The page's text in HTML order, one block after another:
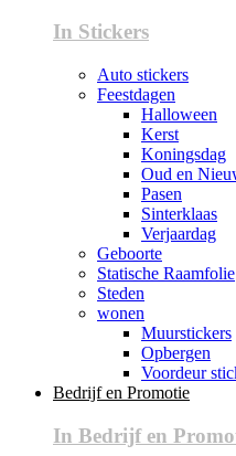
In Stickers
Auto stickers
Feestdagen
Halloween
Kerst
Koningsdag
Oud en
Pasen
Sinterklaas
Verjaardag
Geboorte
Statische Raamfolie
Steden
wonen
Muurstickers
Opbergen
Voordeur
Bedrijf en Promotie
In Bedrijf en